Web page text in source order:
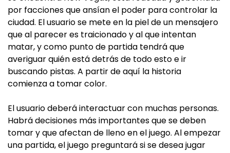
por facciones que ansían el poder para controlar la
ciudad. El usuario se mete en la piel de un mensajero
que al parecer es traicionado y al que intentan
matar, y como punto de partida tendrá que
averiguar quién está detrás de todo esto e ir
buscando pistas. A partir de aquí la historia
comienza a tomar color.
El usuario deberá interactuar con muchas personas.
Habrá decisiones más importantes que se deben
tomar y que afectan de lleno en el juego. Al empezar
una partida, el juego preguntará si se desea jugar